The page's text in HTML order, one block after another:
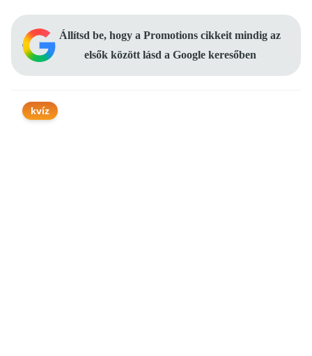
Állítsd be, hogy a Promotions cikkeit mindig az
elsők között lásd a Google keresőben
kvíz